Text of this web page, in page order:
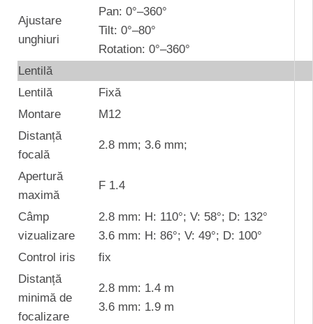
Ajustare
unghiuri
Pan: 0°–360°
Tilt: 0°–80°
Rotation: 0°–360°
Lentilă
Lentilă
Fixă
Montare
M12
Distanță
focală
2.8 mm; 3.6 mm;
Apertură
maximă
F 1.4
Câmp
vizualizare
2.8 mm: H: 110°; V: 58°; D: 132°
3.6 mm: H: 86°; V: 49°; D: 100°
Control iris
fix
Distanță
minimă de
focalizare
2.8 mm: 1.4 m
3.6 mm: 1.9 m